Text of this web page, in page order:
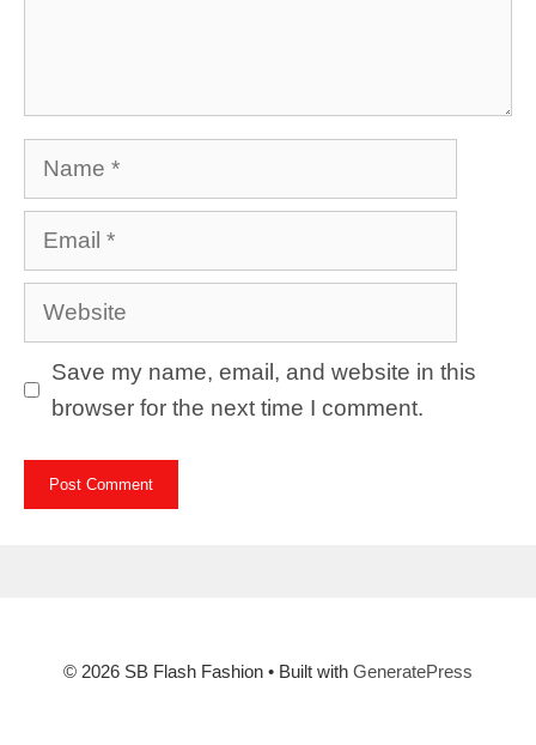
Name
Email
Website
Save my name, email, and website in this
browser for the next time I comment.
© 2026 SB Flash Fashion • Built with GeneratePress